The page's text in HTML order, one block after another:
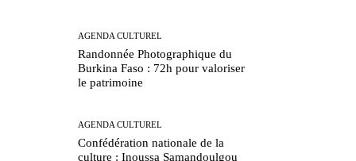
AGENDA CULTUREL
Randonnée Photographique du
Burkina Faso : 72h pour valoriser
le patrimoine
AGENDA CULTUREL
Confédération nationale de la
culture : Inoussa Samandoulgou